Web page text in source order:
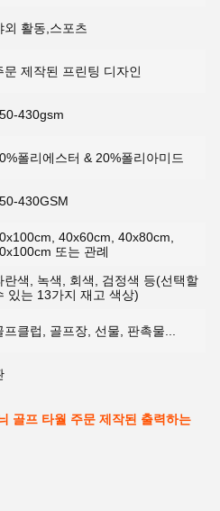
외 활동,스포츠
문 제작된 프린팅 디자인
430gsm
폴리에스터 & 20%폴리아미드
430GSM
40x60cm, 40x80cm,
또는 관례
란색, 녹색, 회색, 검정색 등(선택할
있는 13가지 재고 색상)
프클럽, 골프장, 선물, 판촉물...
골프 타월 주문 제작된 출력하는